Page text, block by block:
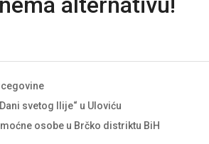
svetog Ilije“ u Uloviću
osobe u Brčko distriktu BiH